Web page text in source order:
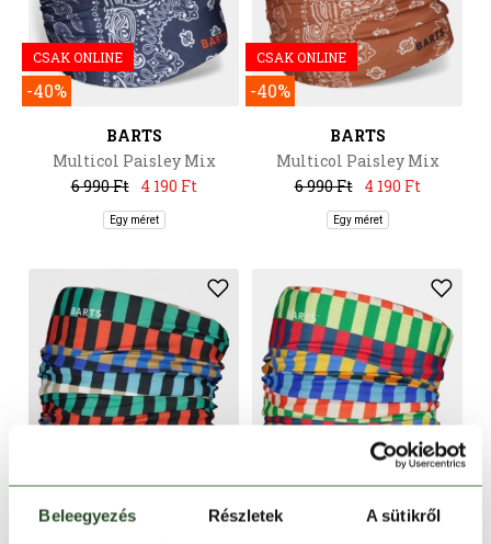
Beleegyezés Részletek A sütikről
CSAK ONLINE
-40%
BARTS
Multicol Paisley Mix
6 990 Ft
4 190 Ft
Egy méret
CSAK ONLINE
-40%
BARTS
Multicol Paisley Mix
6 990 Ft
4 190 Ft
Egy méret